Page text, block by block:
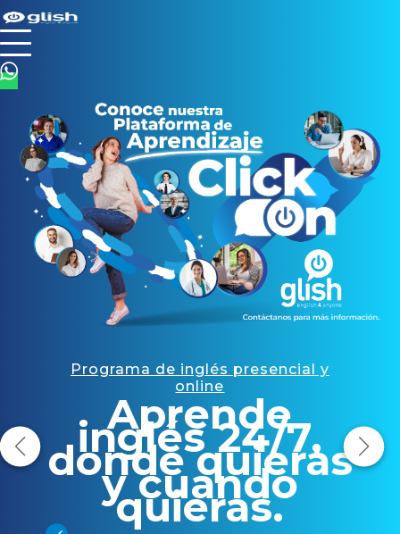
Programa de inglés presencial y
online
Aprende
inglés 24/7,
donde quieras
y cuando
quieras.